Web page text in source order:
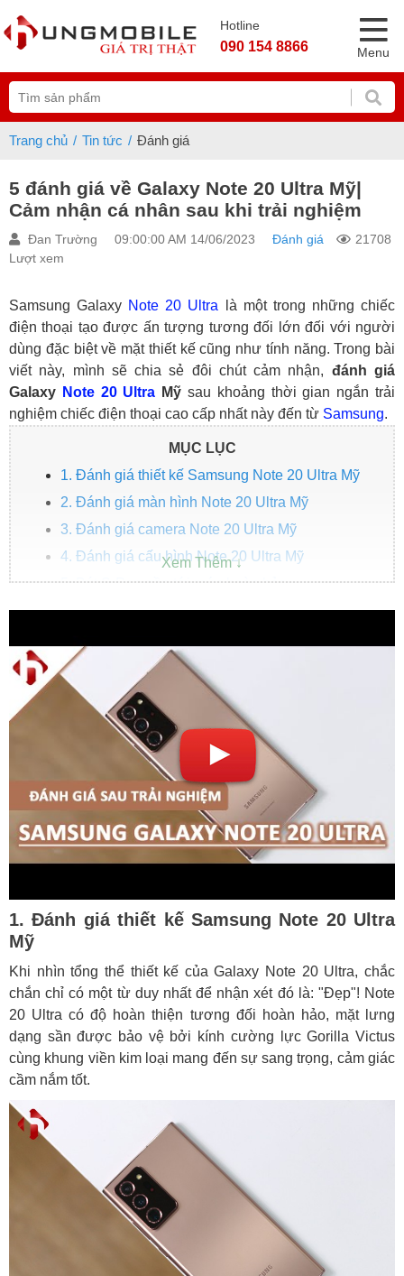
Hotline
090 154 8866 Menu
Trang chủ Tin tức Đánh giá
5 đánh giá về Galaxy Note 20 Ultra Mỹ|
Cảm nhận cá nhân sau khi trải nghiệm
Đan Trường 09:00:00 AM 14/06/2023 Đánh giá
21708
Lượt xem
Samsung Galaxy Note 20 Ultra là một trong những chiếc
điện thoại tạo được ấn tượng tương đối lớn đối với người
dùng đặc biệt về mặt thiết kế cũng như tính năng. Trong bài
viết này, mình sẽ chia sẻ đôi chút cảm nhận, đánh giá
Galaxy Note 20 Ultra Mỹ sau khoảng thời gian ngắn trải
nghiệm chiếc điện thoại cao cấp nhất này đến từ Samsung.
MỤC LỤC
1. Đánh giá thiết kế Samsung Note 20 Ultra Mỹ
2. Đánh giá màn hình Note 20 Ultra Mỹ
3. Đánh giá camera Note 20 Ultra Mỹ
4. Đánh giá cấu hình Note 20 Ultra Mỹ
5. Bút S-Pen gần tới mức hoàn hảo
6. Samsung Note 20 Ultra 5G Mỹ giá bao nhiêu?
1. Đánh giá thiết kế Samsung Note 20 Ultra
Mỹ
Khi nhìn tổng thể thiết kế của Galaxy Note 20 Ultra, chắc
chắn chỉ có một từ duy nhất để nhận xét đó là: "Đẹp"! Note
20 Ultra có độ hoàn thiện tương đối hoàn hảo, mặt lưng
dạng sần được bảo vệ bởi kính cường lực Gorilla Victus
cùng khung viền kim loại mang đến sự sang trọng, cảm giác
cầm nắm tốt.